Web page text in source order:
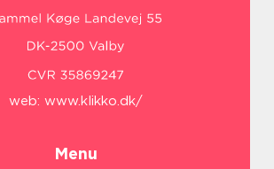
web: www.klikko.dk/
Menu